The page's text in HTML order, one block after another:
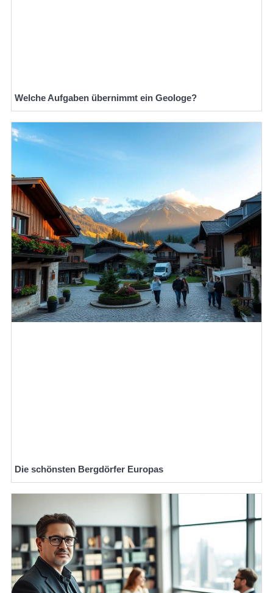
Welche Aufgaben übernimmt ein Geologe?
Die schönsten Bergdörfer Europas